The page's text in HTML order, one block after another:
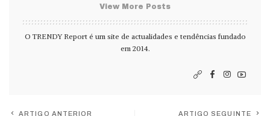
View More Posts
O TRENDY Report é um site de actualidades e tendências fundado
em 2014.
ARTIGO ANTERIOR ARTIGO SEGUINTE